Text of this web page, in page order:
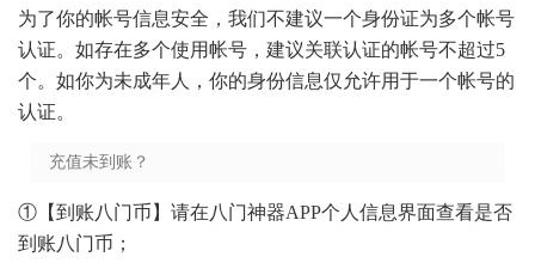
为了你的帐号信息安全，我们不建议一个身份证为多个帐号
认证。如存在多个使用帐号，建议关联认证的帐号不超过5
个。如你为未成年人，你的身份信息仅允许用于一个帐号的
认证。
充值未到账？
①【到账八门币】请在八门神器APP个人信息界面查看是否
到账八门币；